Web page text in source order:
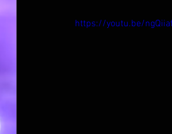
https://youtu.be/